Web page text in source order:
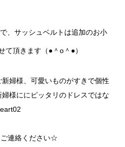
で、サッシュベルトは追加のお小
て頂きます（●＾o＾●）
婦様、可愛いものがすきで個性
様ににピッタリのドレスではな
連絡ください☆